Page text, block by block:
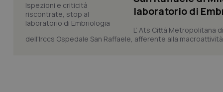
laboratorio di
L’ Ats Città Metropolitana
dell'Irccs Ospedale San Raffaele, afferente alla